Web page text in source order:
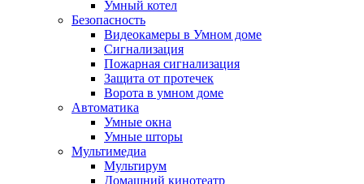
Умный котел
Безопасность
Видеокамеры в Умном доме
Сигнализация
Пожарная сигнализация
Защита от протечек
Ворота в умном доме
Автоматика
Умные окна
Умные шторы
Мультимедиа
Мультирум
Домашний кинотеатр